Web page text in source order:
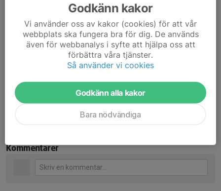
Matchens målskytt:
12" Annie Bylin, assist Ellen Johansson.
Matchens Queen: Ida Frisk.
Nästa match spelar vi borta mot Växjö Norra IF Dam på Åbo
Idrottplats. Matchstart onsdag klockan 19:00.
Dela nyhet
Kommentarer
Godkänn kakor
Vi använder oss av kakor (cookies) för att vår
webbplats ska fungera bra för dig. De används
även för webbanalys i syfte att hjälpa oss att
förbättra våra tjänster.
Så använder vi cookies
Godkänn alla kakor
Bara nödvändiga